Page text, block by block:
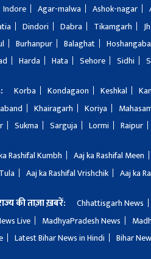
Indore Agar-malwa Ashok-nagar
Dindori Dabra Tikamgarh
Burhanpur Balaghat
Harda Hata Sehore Sidhi
Korba Kondagaon Keshkal
Khairagarh Koriya
Sukma Sarguja Lormi Raipur
Rashifal Kumbh Aaj ka Rashifal Meen
Aaj ka Rashifal Vrishchik Aaj ka
की ताज़ा ख़बरें: Chhattisgarh News
Live MadhyaPradesh News
Latest Bihar News in Hindi Bihar